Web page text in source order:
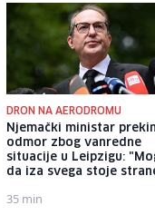
DRON NA AERODROMU
Njemački ministar
odmor zbog vanredne
situacije u Leipzigu:
da iza svega stoje
35 min